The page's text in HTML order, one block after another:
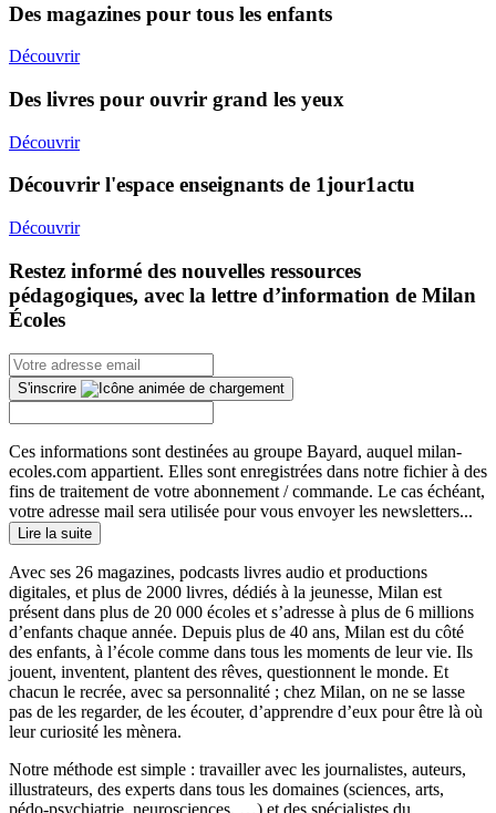
Des magazines pour tous les enfants
Découvrir
Des livres pour ouvrir grand les yeux
Découvrir
Découvrir l'espace enseignants de 1jour1actu
Découvrir
Restez informé des nouvelles ressources
pédagogiques, avec la lettre d’information de Milan
Écoles
S'inscrire
Ces informations sont destinées au groupe Bayard, auquel milan-
ecoles.com appartient. Elles sont enregistrées dans notre fichier à des
fins de traitement de votre abonnement / commande. Le cas échéant,
votre adresse mail sera utilisée pour vous envoyer les newsletters...
Lire la suite
Avec ses 26 magazines, podcasts livres audio et productions
digitales, et plus de 2000 livres, dédiés à la jeunesse, Milan est
présent dans plus de 20 000 écoles et s’adresse à plus de 6 millions
d’enfants chaque année. Depuis plus de 40 ans, Milan est du côté
des enfants, à l’école comme dans tous les moments de leur vie. Ils
jouent, inventent, plantent des rêves, questionnent le monde. Et
chacun le recrée, avec sa personnalité ; chez Milan, on ne se lasse
pas de les regarder, de les écouter, d’apprendre d’eux pour être là où
leur curiosité les mènera.
Notre méthode est simple : travailler avec les journalistes, auteurs,
illustrateurs, des experts dans tous les domaines (sciences, arts,
pédo-psychiatrie, neurosciences, …) et des spécialistes du